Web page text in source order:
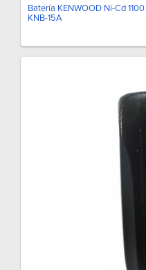
Batería KENWOOD Ni-Cd
KNB-15A